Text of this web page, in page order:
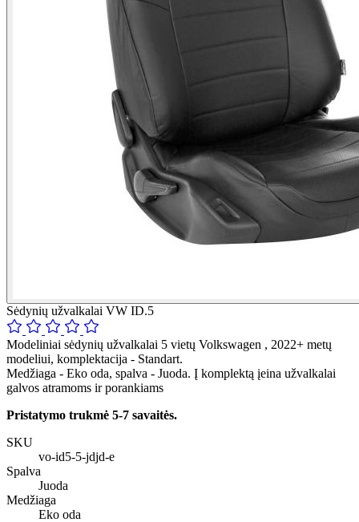
Sėdynių užvalkalai VW ID.5
Modeliniai sėdynių užvalkalai 5 vietų Volkswagen , 2022+ metų
modeliui, komplektacija - Standart.
Medžiaga - Eko oda, spalva - Juoda. Į komplektą įeina užvalkalai
galvos atramoms ir porankiams
Pristatymo trukmė 5-7 savaitės.
SKU
vo-id5-5-jdjd-e
Spalva
Juoda
Medžiaga
Eko oda